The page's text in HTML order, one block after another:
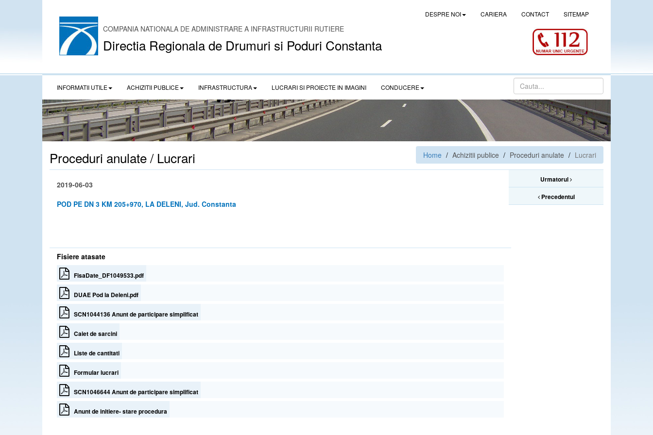
DESPRE NOI CARIERA CONTACT SITEMAP
COMPANIA NATIONALA DE ADMINISTRARE A INFRASTRUCTURII RUTIERE
Directia Regionala de Drumuri si Poduri Constanta
INFORMATII UTILE ACHIZITII PUBLICE INFRASTRUCTURA LUCRARI SI PROIECTE IN IMAGINI CONDUCERE
Proceduri anulate / Lucrari Home Achizitii publice Proceduri anulate Lucrari
2019-06-03
POD PE DN 3 KM 205+970, LA DELENI, Jud. Constanta
Urmatorul
Precedentul
Fisiere atasate
FisaDate_DF1049533.pdf
DUAE Pod la Deleni.pdf
SCN1044136 Anunt de participare simplificat
Caiet de sarcini
Liste de cantitati
Formular lucrari
SCN1046644 Anunt de participare simplificat
Anunt de initiere- stare procedura